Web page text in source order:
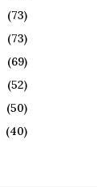
(73)
(73)
(69)
(52)
(50)
(40)